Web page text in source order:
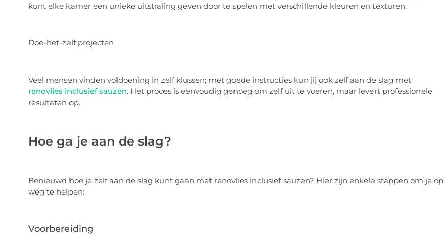
kunt elke kamer een unieke uitstraling geven door te spelen met verschillende kleuren en texturen.
Doe-het-zelf projecten
Veel mensen vinden voldoening in zelf klussen; met goede instructies kun jij ook zelf aan de slag met
renovlies inclusief sauzen. Het proces is eenvoudig genoeg om zelf uit te voeren, maar levert professionele
resultaten op.
Hoe ga je aan de slag?
Benieuwd hoe je zelf aan de slag kunt gaan met renovlies inclusief sauzen? Hier zijn enkele stappen om je op
weg te helpen:
Voorbereiding